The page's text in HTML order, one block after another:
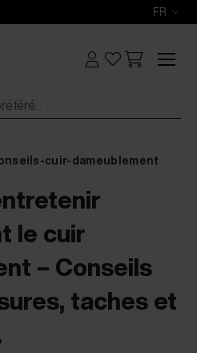
FR
cuir-dameublement
le cuir
– Conseils
taches et